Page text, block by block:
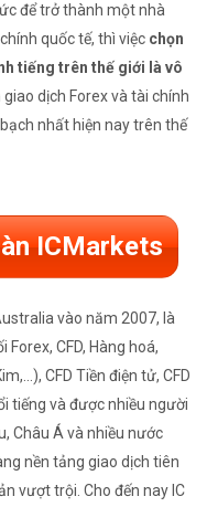
để trở thành một nhà
quốc tế, thì việc chọn
tiếng trên thế giới là vô
dịch Forex và tài chính
nhất hiện nay trên thế
ICMarkets
vào năm 2007, là
CFD, Hàng hoá,
CFD Tiền điện tử, CFD
tiếng và được nhiều người
Châu Á và nhiều nước
nền tảng giao dịch tiên
vượt trội. Cho đến nay IC